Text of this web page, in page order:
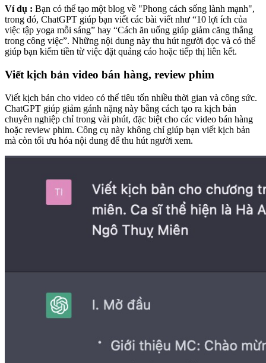
Ví dụ : Bạn có thể tạo một blog về "Phong cách sống lành mạnh",
trong đó, ChatGPT giúp bạn viết các bài viết như “10 lợi ích của
việc tập yoga mỗi sáng” hay “Cách ăn uống giúp giảm căng thẳng
trong công việc”. Những nội dung này thu hút người đọc và có thể
giúp bạn kiếm tiền từ việc đặt quảng cáo hoặc tiếp thị liên kết.
Viết kịch bản video bán hàng, review phim
Viết kịch bản cho video có thể tiêu tốn nhiều thời gian và công sức.
ChatGPT giúp giảm gánh nặng này bằng cách tạo ra kịch bản
chuyên nghiệp chỉ trong vài phút, đặc biệt cho các video bán hàng
hoặc review phim. Công cụ này không chỉ giúp bạn viết kịch bản
mà còn tối ưu hóa nội dung để thu hút người xem.